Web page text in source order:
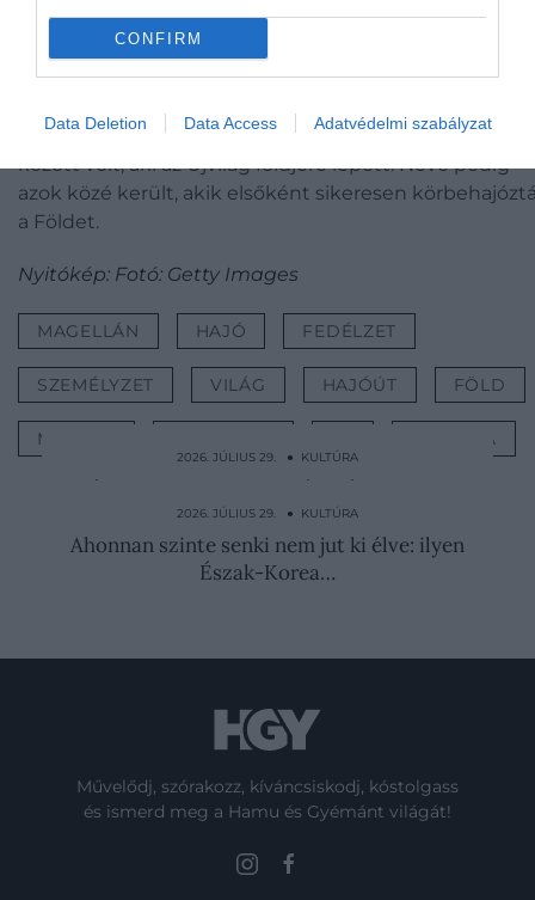
CONFIRM
Data Deletion Data Access Adatvédelmi szabályzat
Károly
spanyol király egyik titkára írta meg, miatta
tudunk a magyar tiszt részvételéről is.
utolsó szakaszát fogolyként töltötte, az első emberek
között volt, aki az Újvilág földjére lépett. Neve pedig
azok közé került, akik elsőként sikeresen
a Földet.
Nyitókép: Fotó: Getty Images
MAGELLÁN HAJÓ FEDÉLZET
SZEMÉLYZET VILÁG HAJÓÚT FÖLD
MAGYAR KULTÚRA
2026. JÚLIUS 29. ● KULTÚRA
Károly az esküvő előtt pár órával közölte
Dianával, hogy…
2026. JÚLIUS 29. ● KULTÚRA
Ahonnan szinte senki nem jut ki élve: ilyen
Észak-Korea…
Művelődj, szórakozz, kíváncsiskodj, kóstolgass
és ismerd meg a Hamu és Gyémánt világát!